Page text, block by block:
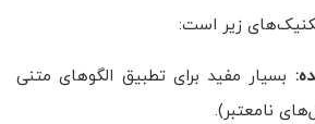
زیر است:
: بسیار مفید برای تطبیق الگوهای متنی
نامعتبر).